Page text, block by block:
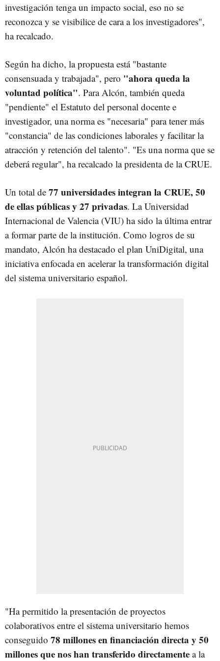
investigación tenga un impacto social, eso no se
reconozca y se visibilice de cara a los investigadores",
ha recalcado.
Según ha dicho, la propuesta está "bastante
consensuada y trabajada", pero "ahora queda la
voluntad política". Para Alcón, también queda
"pendiente" el Estatuto del personal docente e
investigador, una norma es "necesaria" para tener más
"constancia" de las condiciones laborales y facilitar la
atracción y retención del talento". "Es una norma que se
deberá regular", ha recalcado la presidenta de la CRUE.
Un total de 77 universidades integran la CRUE, 50
de ellas públicas y 27 privadas. La Universidad
Internacional de Valencia (VIU) ha sido la última entrar
a formar parte de la institución. Como logros de su
mandato, Alcón ha destacado el plan UniDigital, una
iniciativa enfocada en acelerar la transformación digital
del sistema universitario español.
"Ha permitido la presentación de proyectos
colaborativos entre el sistema universitario hemos
conseguido 78 millones en financiación directa y 50
millones que nos han transferido directamente a la